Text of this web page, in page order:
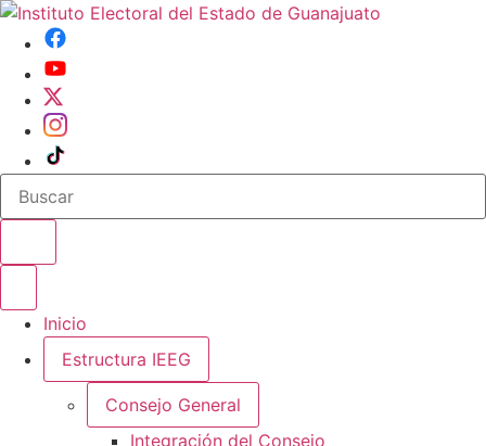
Buscar en el sitio
Inicio
Estructura IEEG
Consejo General
Integración del Consejo